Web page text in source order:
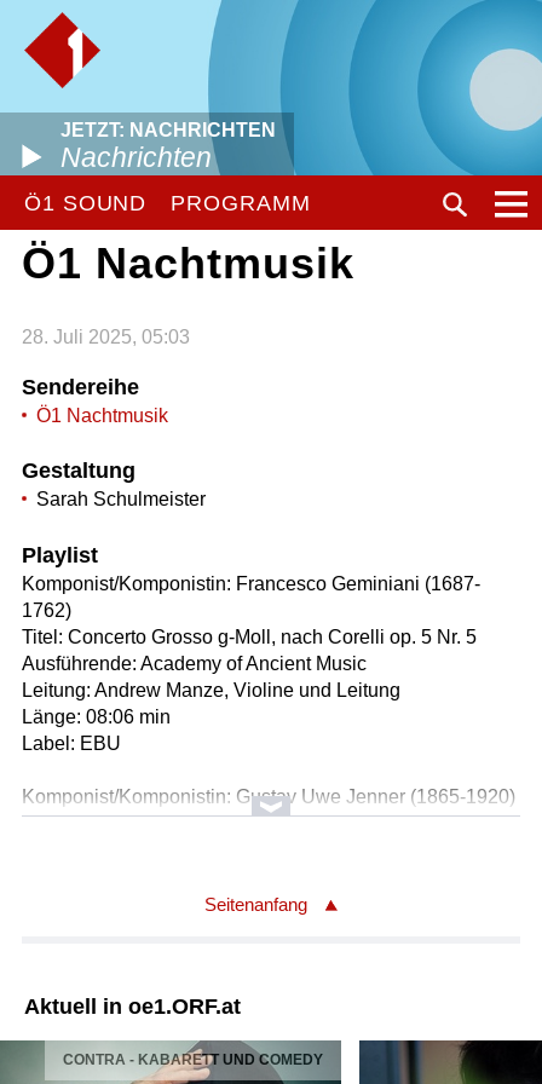
JETZT: NACHRICHTEN
Nachrichten
Ö1 SOUND PROGRAMM
Ö1 Nachtmusik
28. Juli 2025, 05:03
Sendereihe
Ö1 Nachtmusik
Gestaltung
Sarah Schulmeister
Playlist
Komponist/Komponistin: Francesco Geminiani (1687-
1762)
Titel: Concerto Grosso g-Moll, nach Corelli op. 5 Nr. 5
Ausführende: Academy of Ancient Music
Leitung: Andrew Manze, Violine und Leitung
Länge: 08:06 min
Label: EBU
Komponist/Komponistin: Gustav Uwe Jenner (1865-1920)
Titel: Trio für Klarinette, Horn und Klavier (1900)
Ausführende: Jane Coop, Klavier
Länge: 26:29 min
Label: EBU
Seitenanfang
Aktuell in oe1.ORF.at
CONTRA - KABARETT UND COMEDY